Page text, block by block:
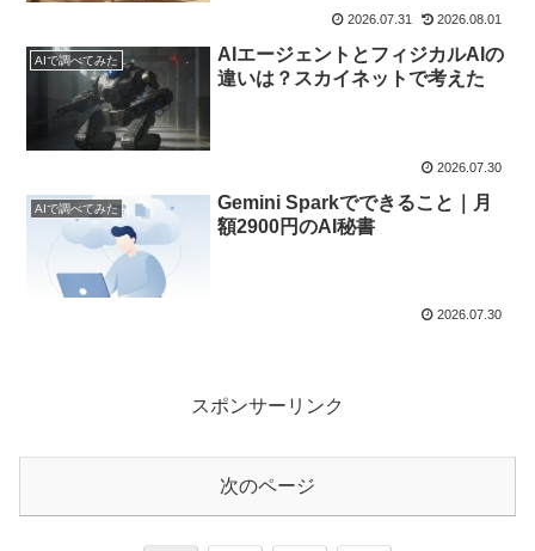
2026.07.31 2026.08.01
AIで調べてみた
AIエージェントとフィジカルAIの
違いは？スカイネットで考えた
2026.07.30
AIで調べてみた
Gemini Sparkでできること｜月
額2900円のAI秘書
2026.07.30
スポンサーリンク
次のページ